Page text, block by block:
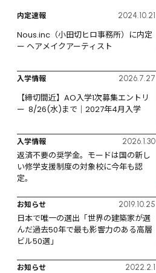
内定速報 2024.10.21
Nous.inc（小田切ヒロ事務所）に内定
ー ヘアメイクアーティスト
入学情報 2026.7.27
【締切間近】AO入学1次募集エントリ
ー  8/26(水)まで｜2027年4月入学
入学情報 2026.1.30
返済不要の奨学金。モードは国の新し
い修学支援制度の対象校に今年も認
定。
お知らせ 2019.10.25
日本で唯一の選出「世界の建築家が選
んだ過去50年で最も影響力のある高層
ビル50選」
お知らせ 2022.2.1